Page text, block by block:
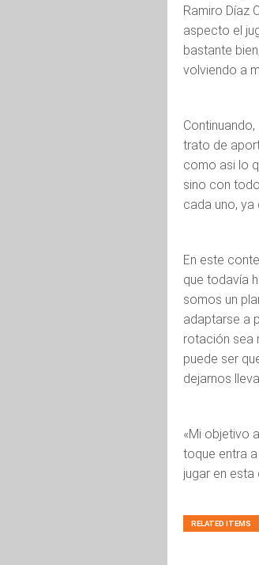
Ramiro Díaz
aspecto el
bastante
volviendo a
trato de
como asi lo
sino con
cada uno, ya
En este
que todavía
somos un
adaptarse a
rotación sea
puede ser
dejarnos
«Mi objetivo
toque entra
jugar en esta
RELATED ITEMS